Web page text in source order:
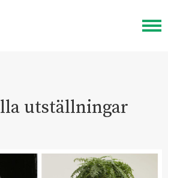
Visa
meny
utställningar